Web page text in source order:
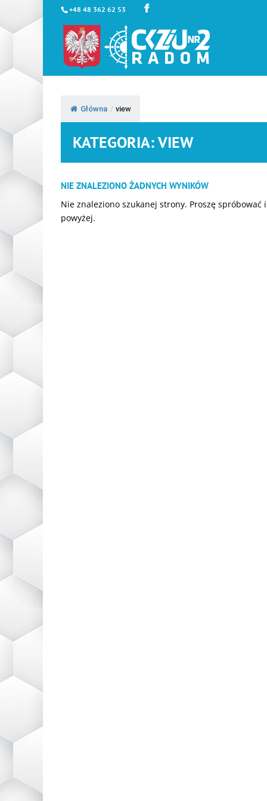
+48 48 362 62 53
Główna / view
KATEGORIA: VIEW
NIE ZNALEZIONO ŻADNYCH WYNIKÓW
Nie znaleziono szukanej strony. Proszę
powyżej.